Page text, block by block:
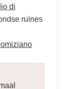
di
ruïnes